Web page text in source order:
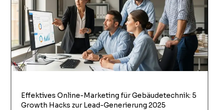
Effektives Online-Marketing für Gebäudetechnik: 5
Growth Hacks zur Lead-Generierung 2025